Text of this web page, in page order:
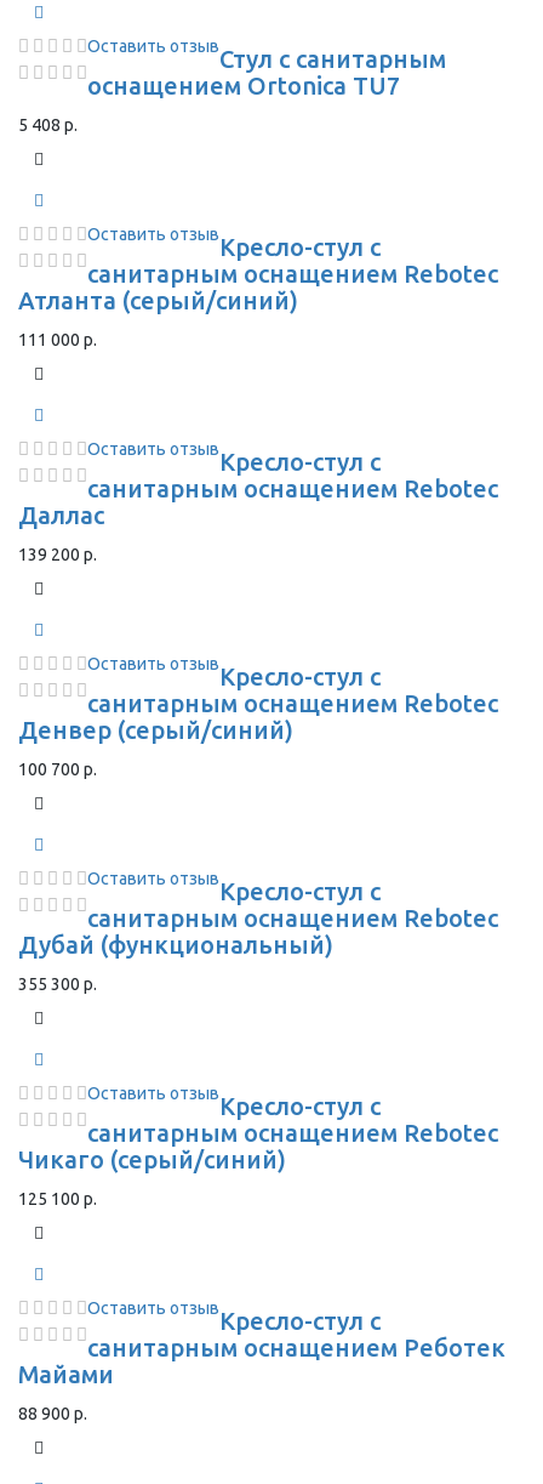
Оставить отзывСтул с санитарным
оснащением Ortonica TU7
5 408 р.
Оставить отзывКресло-стул с
санитарным оснащением Rebotec
Атланта (серый/синий)
111 000 р.
Оставить отзывКресло-стул с
санитарным оснащением Rebotec
Даллас
139 200 р.
Оставить отзывКресло-стул с
санитарным оснащением Rebotec
Денвер (серый/синий)
100 700 р.
Оставить отзывКресло-стул с
санитарным оснащением Rebotec
Дубай (функциональный)
355 300 р.
Оставить отзывКресло-стул с
санитарным оснащением Rebotec
Чикаго (серый/синий)
125 100 р.
Оставить отзывКресло-стул с
санитарным оснащением Реботек
Майами
88 900 р.